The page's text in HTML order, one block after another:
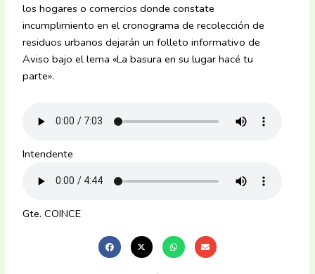
los hogares o comercios donde constate
incumplimiento en el cronograma de recolección de
residuos urbanos dejarán un folleto informativo de
Aviso bajo el lema «La basura en su lugar hacé tu
parte».
Intendente
Gte. COINCE